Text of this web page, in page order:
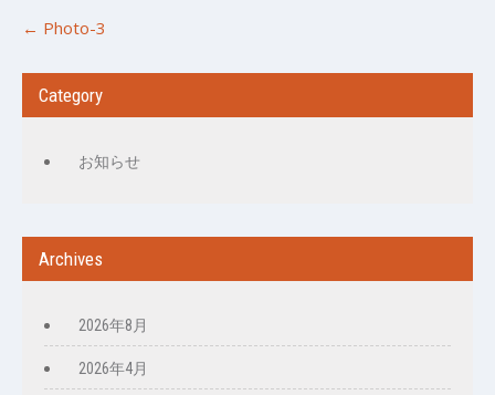
Post
navigation
← Photo-3
Category
お知らせ
Archives
2026年8月
2026年4月